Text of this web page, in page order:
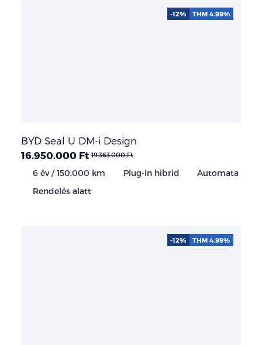
BYD Seal U DM-i Design
16.950.000 Ft 19.363.000 Ft
6 év / 150.000 km Plug-in hibrid
Automata
Rendelés alatt
-12% THM 4.99%
-12% THM 4.99%